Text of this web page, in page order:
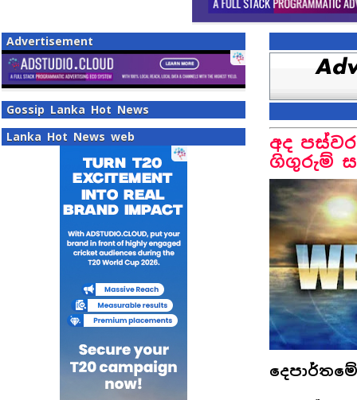
Advertisement
Gossip Lanka Hot News
Lanka Hot News web
අද
ගිගුරුම්